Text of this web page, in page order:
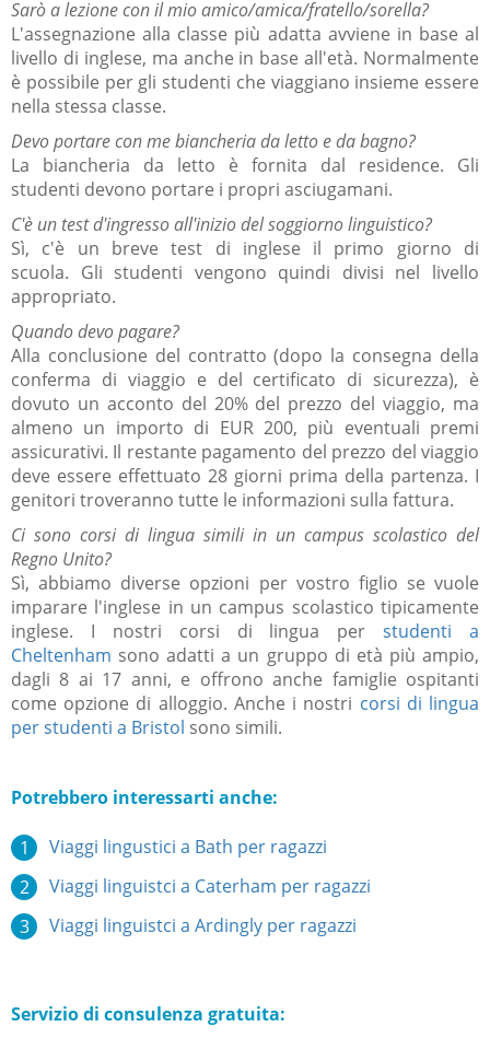
Sarò a lezione con il mio amico/amica/fratello/sorella?
L'assegnazione alla classe più adatta avviene in base al
livello di inglese, ma anche in base all'età. Normalmente
è possibile per gli studenti che viaggiano insieme essere
nella stessa classe.
Devo portare con me biancheria da letto e da bagno?
La biancheria da letto è fornita dal residence. Gli
studenti devono portare i propri asciugamani.
C'è un test d'ingresso all'inizio del soggiorno linguistico?
Sì, c'è un breve test di inglese il primo giorno di
scuola. Gli studenti vengono quindi divisi nel livello
appropriato.
Quando devo pagare?
Alla conclusione del contratto (dopo la consegna della
conferma di viaggio e del certificato di sicurezza), è
dovuto un acconto del 20% del prezzo del viaggio, ma
almeno un importo di EUR 200, più eventuali premi
assicurativi. Il restante pagamento del prezzo del viaggio
deve essere effettuato 28 giorni prima della partenza. I
genitori troveranno tutte le informazioni sulla fattura.
Ci sono corsi di lingua simili in un campus scolastico del
Regno Unito?
Sì, abbiamo diverse opzioni per vostro figlio se vuole
imparare l'inglese in un campus scolastico tipicamente
inglese. I nostri corsi di lingua perstudenti a
Cheltenham sono adatti a un gruppo di età più ampio,
dagli 8 ai 17 anni, e offrono anche famiglie ospitanti
come opzione di alloggio. Anche i nostri corsi di lingua
per studenti a Bristol sono simili.
Potrebbero interessarti anche:
Viaggi lingustici a Bath per ragazzi
Viaggi linguistci a Caterham per ragazzi
Viaggi linguistci a Ardingly per ragazzi
Servizio di consulenza gratuita: